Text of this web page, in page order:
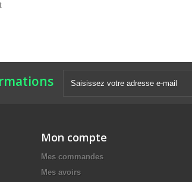
Mon compte
Mes commandes
Mes avoirs